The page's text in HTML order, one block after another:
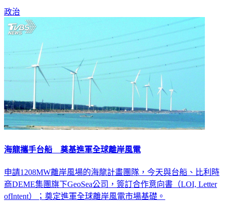
政治
海龍攜手台船 奠基進軍全球離岸風電
申請1208MW離岸風場的海龍計畫團隊，今天與台船、比利時
商DEME集團旗下GeoSea公司，簽訂合作意向書（LOI, Letter
ofIntent）；奠定進軍全球離岸風電市場基礎。